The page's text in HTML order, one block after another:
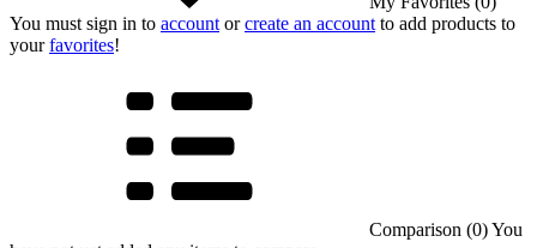
You must sign in to account orcreate an account to add products to
yourfavorites!
Comparison (0)You